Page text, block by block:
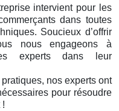
intervient pour les
dans toutes
Soucieux d’offrir
nous engageons à
experts dans leur
nos experts ont
pour résoudre
!